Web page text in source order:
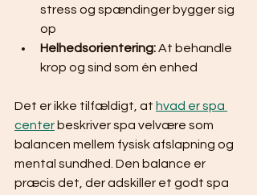
stress og spændinger bygger sig
op
Helhedsorientering: At behandle
krop og sind som én enhed
Det er ikke tilfældigt, at hvad er spa
center beskriver spa velvære som
balancen mellem fysisk afslapning og
mental sundhed. Den balance er
præcis det, der adskiller et godt spa